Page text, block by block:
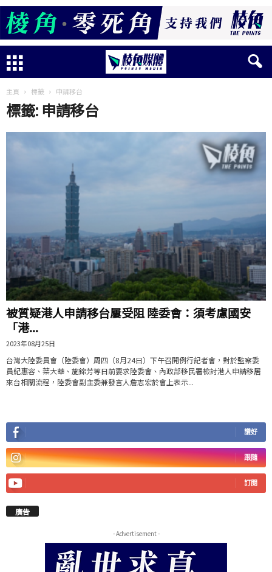
主頁 標籤 申請移台
標籤: 申請移台
被質疑港人申請移台屢受阻 陸委會：須考慮國安
「港...
2023年08月25日
台灣大陸委員會（陸委會）周四（8月24日）下午召開例行記者會，對於監察委
員紀惠容、葉大華、施錦芳等日前要求陸委會、內政部移民署檢討港人申請移居
來台相關流程，陸委會副主委兼發言人詹志宏於會上表示...
讚好
跟隨
訂閱
廣告
- Advertisement -